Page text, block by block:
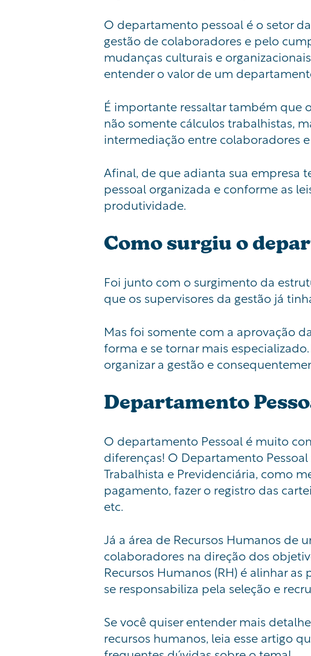
O departamento pessoal é o setor
gestão de colaboradores e pelo
mudanças culturais e
entender o valor de um
É importante ressaltar também que
não somente cálculos trabalhistas,
intermediação entre colaboradores
Afinal, de que adianta sua empresa
pessoal organizada e conforme as
produtividade.
Como surgiu o
Foi junto com o surgimento da
que os supervisores da gestão já
Mas foi somente com a aprovação
forma e se tornar mais
organizar a gestão e
Departamento
O departamento Pessoal é muito
diferenças! O Departamento
Trabalhista e Previdenciária, como
pagamento, fazer o registro das
etc.
Já a área de Recursos Humanos de
colaboradores na direção dos
Recursos Humanos (RH) é alinhar
se responsabiliza pela seleção e
Se você quiser entender mais
recursos humanos, leia esse artigo